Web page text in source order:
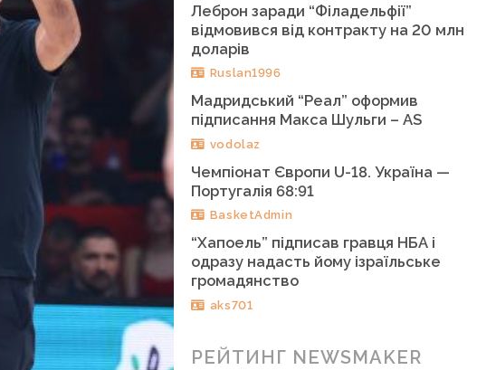
Леброн заради “Філадельфії”
відмовився від контракту на 20 млн
доларів
Ruslan1996
Мадридський “Реал” оформив
підписання Макса Шульги – AS
vodolaz
Чемпіонат Європи U-18. Україна —
Португалія 68:91
BasketAdmin
“Хапоель” підписав гравця НБА і
одразу надасть йому ізраїльське
громадянство
aks701
РЕЙТИНГ NEWSMAKER